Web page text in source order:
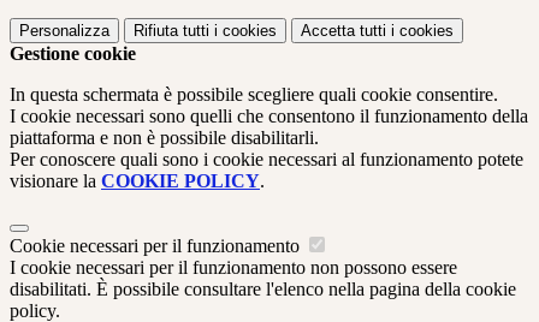
Personalizza Rifiuta tutti i cookies Accetta tutti i cookies
Gestione cookie
In questa schermata è possibile scegliere quali cookie consentire.
I cookie necessari sono quelli che consentono il funzionamento della
piattaforma e non è possibile disabilitarli.
Per conoscere quali sono i cookie necessari al funzionamento potete
visionare la COOKIE POLICY.
Cookie necessari per il funzionamento
I cookie necessari per il funzionamento non possono essere
disabilitati. È possibile consultare l'elenco nella pagina della cookie
policy.